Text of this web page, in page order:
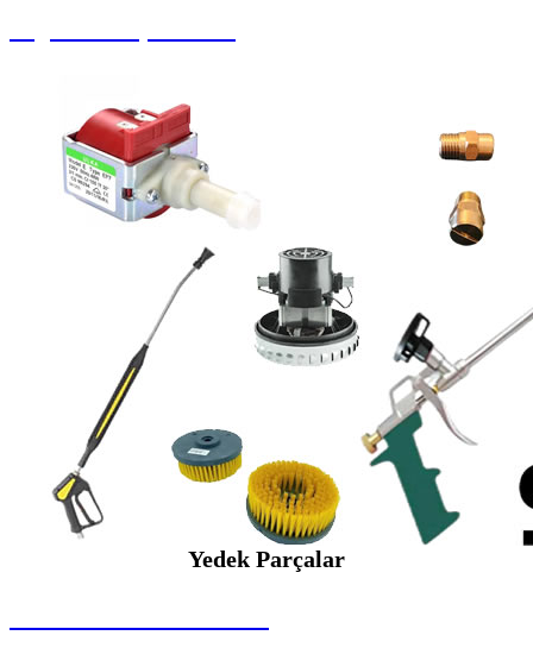
Yedek Parçalar